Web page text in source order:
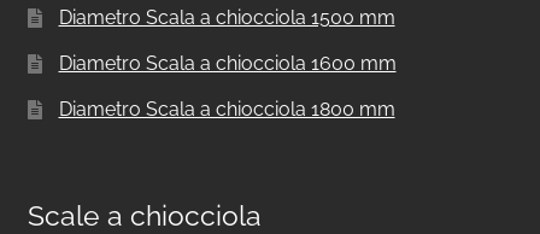
Diametro Scala a chiocciola 1500 mm
Diametro Scala a chiocciola 1600 mm
Diametro Scala a chiocciola 1800 mm
Scale a chiocciola